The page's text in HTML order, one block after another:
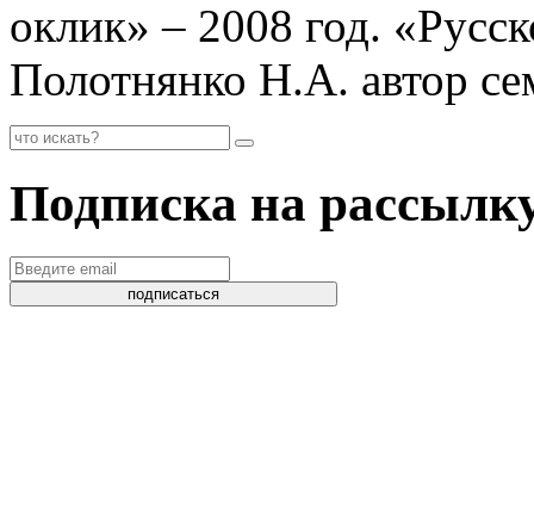
оклик» – 2008 год.
Полотнянко Н.А. автор
Подписка на
подписаться